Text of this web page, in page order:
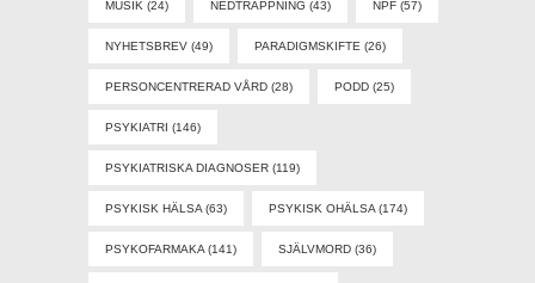
MUSIK (24) NEDTRAPPNING (43) NPF (57)
NYHETSBREV (49) PARADIGMSKIFTE (26)
PERSONCENTRERAD VÅRD (28) PODD (25)
PSYKIATRI (146)
PSYKIATRISKA DIAGNOSER (119)
PSYKISK HÄLSA(63) PSYKISK OHÄLSA(174)
PSYKOFARMAKA(141) SJÄLVMORD (36)